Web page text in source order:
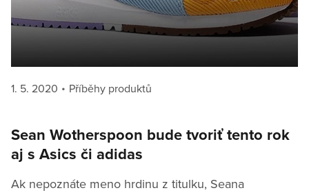
Posted
1. 5. 2020 Categories
Příběhy produktů
Sean Wotherspoon bude tvoriť tento rok
aj s Asics či adidas
Ak nepoznáte meno hrdinu z titulku, Seana